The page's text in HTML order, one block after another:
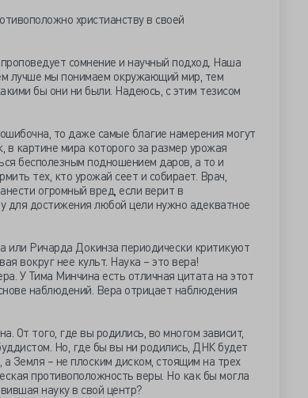
христианству в своей
сомнение и научный подход. Наша
лучше мы понимаем окружающий мир, тем
бы они ни были. Надеюсь, с этим тезисом
то даже самые благие намерения могут
в картине мира которого за размер урожая
бесполезным подношением даров, а то и
тех, кто урожай сеет и собирает. Врач,
огромный вред, если верит в
для достижения любой цели нужно адекватное
или Ричарда Докинза периодически критикуют
вокруг нее культ. Наука – это вера!
У Тима Минчина есть отличная цитата на этот
наблюдений. Вера отрицает наблюдения
От того, где вы родились, во многом зависит,
Но, где бы вы ни родились, ДНК будет
Земля – не плоским диском, стоящим на трех
противоположность веры. Но как бы могла
науку в свой центр?